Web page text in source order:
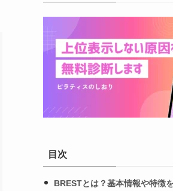
目次
BRESTとは？基本情報や特徴